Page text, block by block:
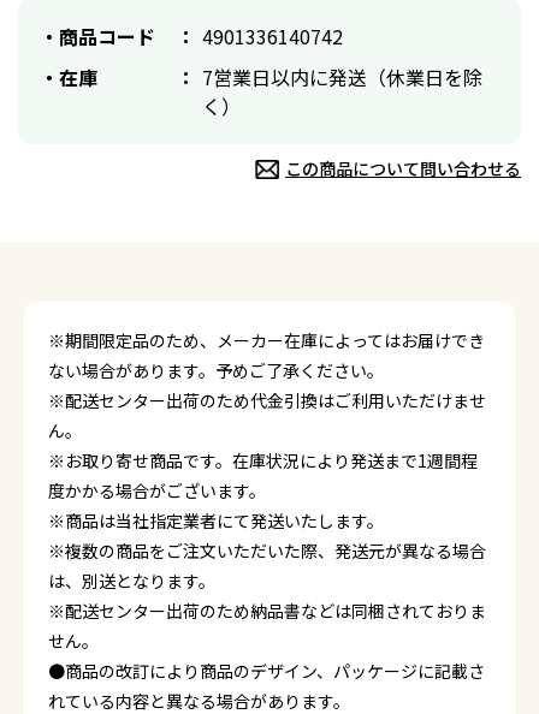
商品コード
4901336140742
在庫
7営業日以内に発送（休業日を除
く）
この商品について問い合わせる
※期間限定品のため、メーカー在庫によってはお届けでき
ない場合があります。予めご了承ください。
※配送センター出荷のため代金引換はご利用いただけませ
ん。
※お取り寄せ商品です。在庫状況により発送まで1週間程
度かかる場合がございます。
※商品は当社指定業者にて発送いたします。
※複数の商品をご注文いただいた際、発送元が異なる場合
は、別送となります。
※配送センター出荷のため納品書などは同梱されておりま
せん。
●商品の改訂により商品のデザイン、パッケージに記載さ
れている内容と異なる場合があります。